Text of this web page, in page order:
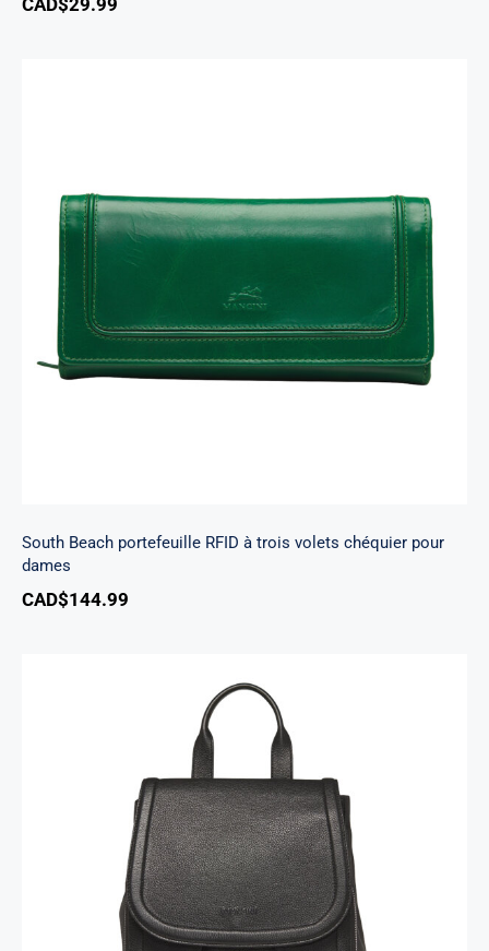
South Beach portefeuille RFID à trois volets
chéquier pour dames
South Beach portefeuille RFID à trois volets chéquier pour
dames
CAD$144.99
Sac A Dos Margot